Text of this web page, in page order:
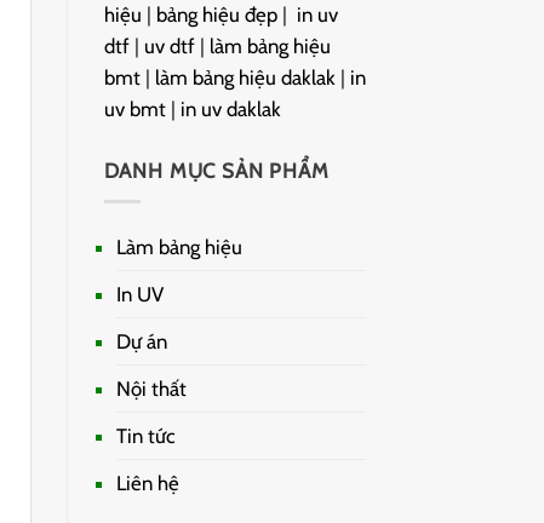
hiệu | bảng hiệu đẹp| in uv
dtf| uv dtf| làm bảng hiệu
bmt| làm bảng hiệu daklak | in
uv bmt| in uv daklak
DANH MỤC SẢN PHẨM
Làm bảng hiệu
In UV
Dự án
Nội thất
Tin tức
Liên hệ